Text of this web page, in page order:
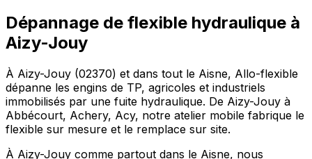
Dépannage de flexible hydraulique à
Aizy-Jouy
À Aizy-Jouy (02370) et dans tout le Aisne, Allo-flexible
dépanne les engins de TP, agricoles et industriels
immobilisés par une fuite hydraulique. De Aizy-Jouy à
Abbécourt, Achery, Acy, notre atelier mobile fabrique le
flexible sur mesure et le remplace sur site.
À Aizy-Jouy comme partout dans le Aisne, nous